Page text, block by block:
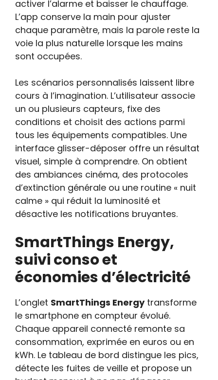
activer l’alarme et baisser le chauffage.
L’app conserve la main pour ajuster
chaque paramètre, mais la parole reste la
voie la plus naturelle lorsque les mains
sont occupées.
Les scénarios personnalisés laissent libre
cours à l’imagination. L’utilisateur associe
un ou plusieurs capteurs, fixe des
conditions et choisit des actions parmi
tous les équipements compatibles. Une
interface glisser-déposer offre un résultat
visuel, simple à comprendre. On obtient
des ambiances cinéma, des protocoles
d’extinction générale ou une routine « nuit
calme » qui réduit la luminosité et
désactive les notifications bruyantes.
SmartThings Energy,
suivi conso et
économies d’électricité
L’onglet SmartThings Energytransforme
le smartphone en compteur évolué.
Chaque appareil connecté remonte sa
consommation, exprimée en euros ou en
kWh. Le tableau de bord distingue les pics,
détecte les fuites de veille et propose un